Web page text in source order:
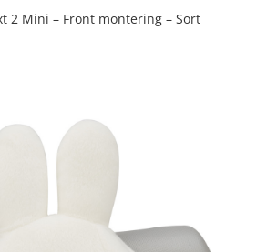
2 Mini – Front montering – Sort